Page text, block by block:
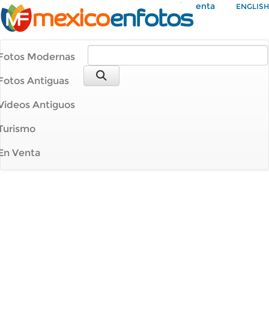
Mi Cuenta ENGLISH
Modernas
Antiguas
Antiguos
Venta